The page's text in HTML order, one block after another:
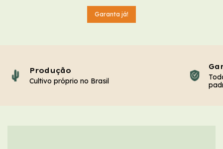
Garanta já!
Produção
Cultivo próprio no Brasil